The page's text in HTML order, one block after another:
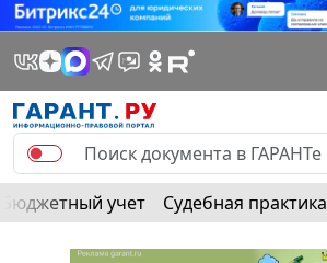
Бюджетный учет Судебная практика